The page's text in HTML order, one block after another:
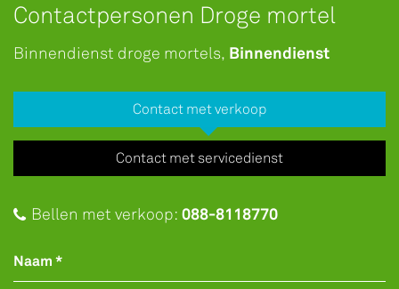
Contactpersonen Droge mortel
Binnendienst droge mortels, Binnendienst
Contact met verkoop
Contact met servicedienst
Bellen met verkoop: 088-8118770
Naam *